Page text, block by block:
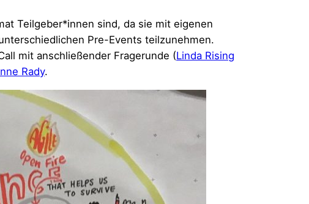
Teilgeber*innen sind, da sie mit eigenen
Pre-Events teilzunehmen.
mit anschließender Fragerunde (Linda Rising
Rady.